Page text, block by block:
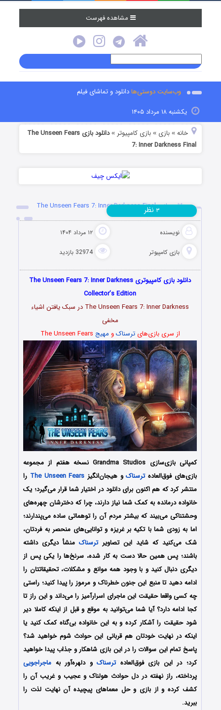
مشاهده فهرست
وب‌سایت دوستی‌هادانلود و تماشای فیلم
یکشنبه ۱۸ مرداد ۱۴۰۵
خانه »بازی »بازی کامپیوتر »
دانلود بازی The Unseen Fears
7: Inner Darkness Final
دانلود بازی The Unseen Fears 7: Inner Darkness Final
نویسنده ۱۲ مرداد ۱۴۰۴
بازی کامپیوتر 32974 بازدید
۳ نظر
دانلود بازی کامپیوتری The Unseen Fears 7: Inner Darkness
Collector’s Edition
The Unseen Fears 7: Inner Darkness در سبک یافتن اشیاء
مخفی
از سری بازی‌هایترسناکو مهیج
کمپانی بازی‌سازی Grandma Studiosنسخه هفتم از مجموعه
بازی‌های فوق‌العادهترسناکو هیجان‎‌انگیز The Unseen Fears را
منتشر کرد که هم اکنون برای دانلود در اختیار شما قرار می‌گیرد؛ یک
خانواده درمانده به کمک شما نیاز دارند، چرا که دخترشان چهره‌های
وحشتناکی می‌بیند که بیشتر مردم آن را توهماتی ساده می‌پندارند؛
اما به زودی شما با تکیه بر غریزه و توانایی‌های منحصر به‌ فردتان،
شک می‌کنید که شاید این تصاویرترسناکمنشأ دیگری داشته
باشند؛ پس همین حالا دست به کار شده، سرنخ‌ها را یکی پس از
دیگری دنبال کنید و با وجود همه موانع و مشکلات، تحقیقاتتان را
ادامه دهید تا منبع این جنون خطرناک و مرموز را پیدا کنید؛ راستی
چه کسی واقعا حقیقت این ماجرای اسرارآمیز را می‌داند و این راز تا
کجا ادامه دارد؟ آیا شما می‌توانید به موقع و قبل از اینکه کاملا دیر
شود حقیقت را آشکار کرده و به این خانواده بی‌گناه کمک کنید یا
اینکه در نهایت خودتان هم قربانی این حوادث شوم خواهید شد؟
پاسخ تمام این سوالات را در این بازی شاهکار و جذاب پیدا خواهید
کرد؛ در این بازی فوق‌العادهترسناکو دلهره‌آور به ماجراجویی
پرداخته، راز نهفته در دل حوادث هولناک و عجیب و غریب آن را
کشف کرده و از بازی و حل معماهای پیچیده آن نهایت لذت را
ببرید.